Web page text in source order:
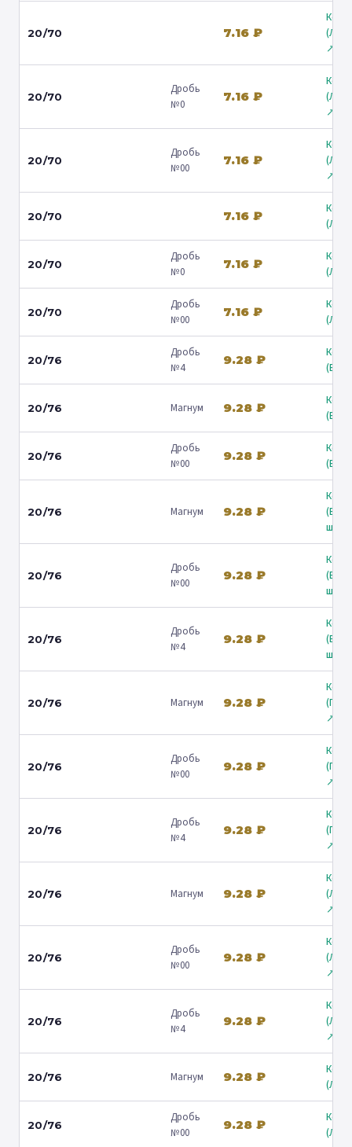
20/70 7.16 ₽
↗
20/70
Дробь
№0
7.16 ₽
↗
20/70
Дробь
№00
7.16 ₽
↗
20/70 7.16 ₽
20/70
Дробь
№0
7.16 ₽
20/70
Дробь
№00
7.16 ₽
20/76
Дробь
№4
9.28 ₽
20/76 Магнум 9.28 ₽
20/76
Дробь
№00
9.28 ₽
20/76 Магнум 9.28 ₽
ш.) ↗
20/76
Дробь
№00
9.28 ₽
ш.) ↗
20/76
Дробь
№4
9.28 ₽
ш.) ↗
20/76 Магнум 9.28 ₽
↗
20/76
Дробь
№00
9.28 ₽
↗
20/76
Дробь
№4
9.28 ₽
↗
20/76 Магнум 9.28 ₽
↗
20/76
Дробь
№00
9.28 ₽
↗
20/76
Дробь
№4
9.28 ₽
↗
20/76 Магнум 9.28 ₽
20/76
Дробь
№00
9.28 ₽